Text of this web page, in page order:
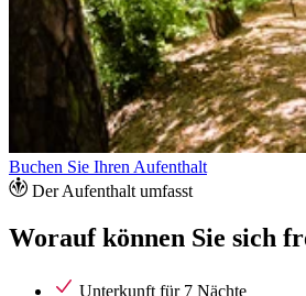
Buchen Sie Ihren Aufenthalt
Der Aufenthalt umfasst
Worauf können Sie sich
Unterkunft für 7 Nächte